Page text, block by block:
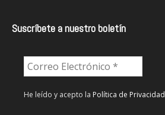
Suscríbete a nuestro boletín
He leído y acepto la Política de Privacidad